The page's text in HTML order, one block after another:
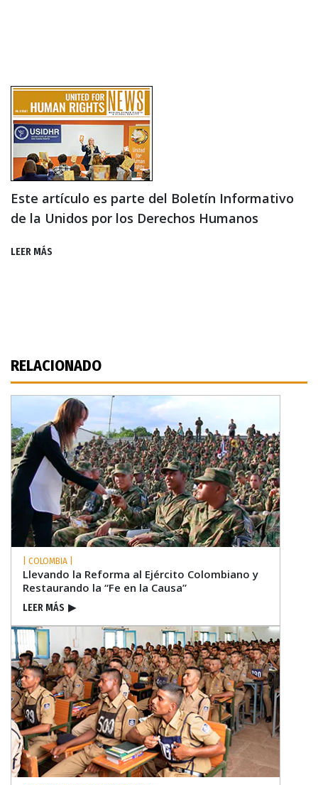
Este artículo es parte del Boletín Informativo
de la Unidos por los Derechos Humanos
LEER MÁS
RELACIONADO
| COLOMBIA |
Llevando la Reforma al Ejército Colombiano y
Restaurando la “Fe en la Causa”
LEER MÁS ▶